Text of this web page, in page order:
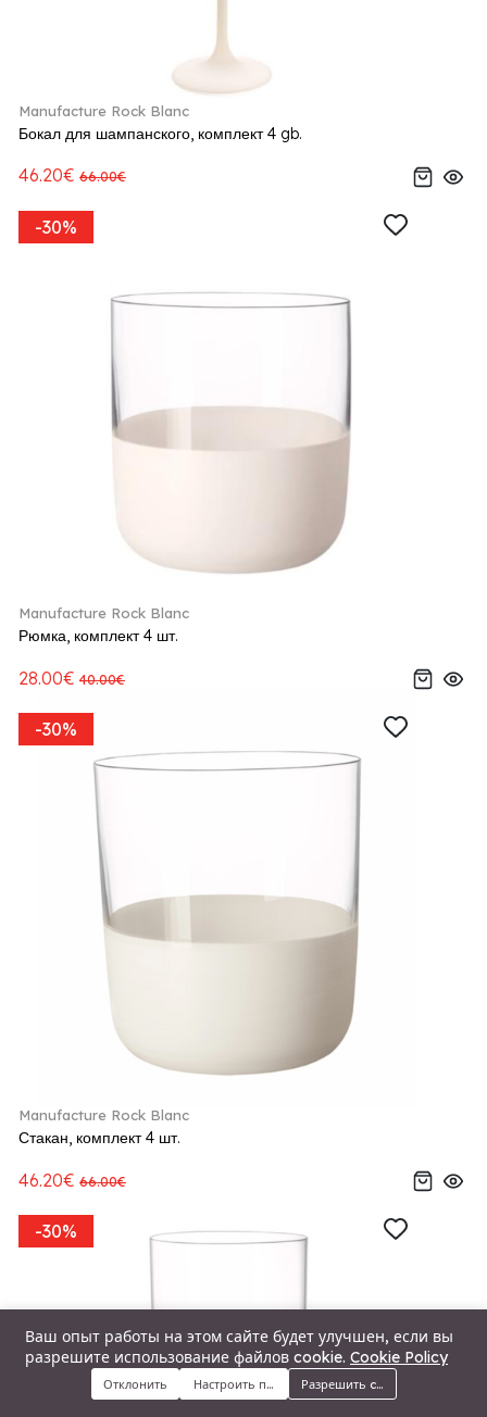
Меню Категории Поиск Корзина
Manufacture Rock Blanc
Бокал для шампанского, комплект 4 gb.
46.20€ 66.00€
-30%
Manufacture Rock Blanc
Рюмка, комплект 4 шт.
28.00€ 40.00€
-30%
Manufacture Rock Blanc
Стакан, комплект 4 шт.
46.20€ 66.00€
-30%
Ваш опыт работы на этом сайте будет улучшен, если вы
разрешите использование файлов cookie. Cookie Policy
Отклонить Настроить предпочтенияРазрешить cookie